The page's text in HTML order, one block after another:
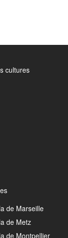
cultures
de Marseille
de Metz
de Montpellier